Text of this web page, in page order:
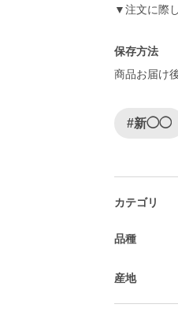
▼注文に際
保存方法
商品お届け
#新◯◯
カテゴリ
品種
産地